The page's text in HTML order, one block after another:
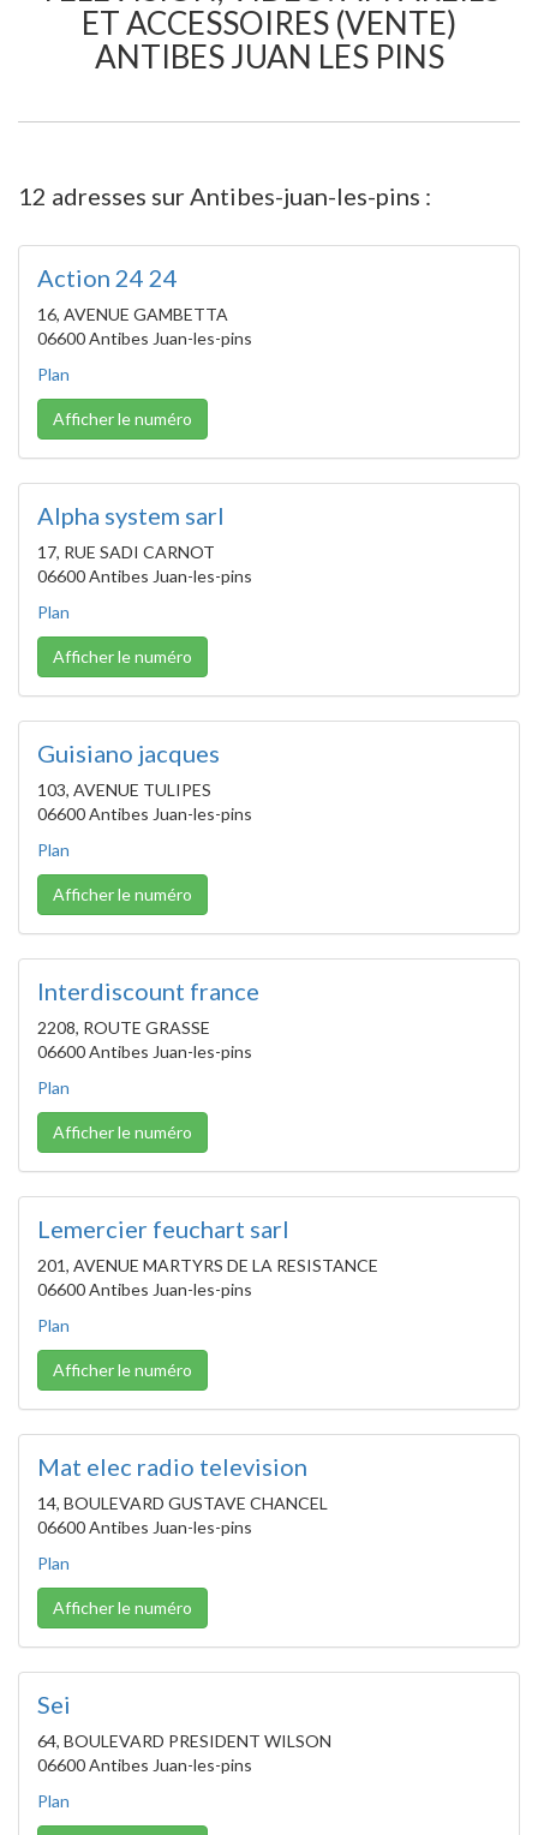
ET ACCESSOIRES (VENTE)
ANTIBES JUAN LES PINS
12 adresses sur Antibes-juan-les-pins :
Action 24 24
16, AVENUE GAMBETTA
06600 Antibes Juan-les-pins
Plan
Afficher le numéro
Alpha system sarl
17, RUE SADI CARNOT
06600 Antibes Juan-les-pins
Plan
Afficher le numéro
Guisiano jacques
103, AVENUE TULIPES
06600 Antibes Juan-les-pins
Plan
Afficher le numéro
Interdiscount france
2208, ROUTE GRASSE
06600 Antibes Juan-les-pins
Plan
Afficher le numéro
Lemercier feuchart sarl
201, AVENUE MARTYRS DE LA RESISTANCE
06600 Antibes Juan-les-pins
Plan
Afficher le numéro
Mat elec radio television
14, BOULEVARD GUSTAVE CHANCEL
06600 Antibes Juan-les-pins
Plan
Afficher le numéro
Sei
64, BOULEVARD PRESIDENT WILSON
06600 Antibes Juan-les-pins
Plan